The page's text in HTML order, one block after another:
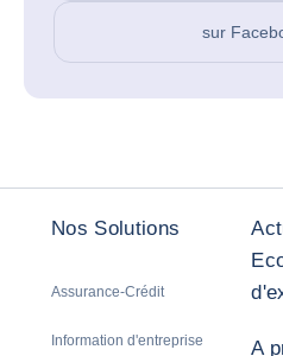
sur
Nos Solutions
Assurance-Crédit
Information d'entreprise A